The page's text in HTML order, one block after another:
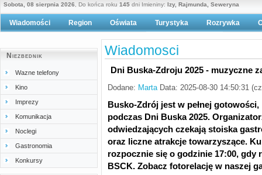
Sobota, 08 sierpnia 2026 , Do końca roku 145 dni Imieniny: Izy, Rajmunda, Seweryna
Wiadomości Region Oświata Turystyka
Polityka prywatności
Rozrywka
Niezbednik
Wazne telefony
Kino
Imprezy
Komunikacja
Noclegi
Gastronomia
Konkursy
Wiadomosci
Dni Buska-Zdroju 2025 - muzyczne
Dodane: MartaData: 2025-08-30 14:50:31
Busko-Zdrój jest w pełnej
podczas Dni Buska 2025.
odwiedzających czekają stoiska
oraz liczne atrakcje towarzyszące.
rozpocznie się o godzinie 17:00, gdy
BSCK. Zobacz fotorelację w naszej